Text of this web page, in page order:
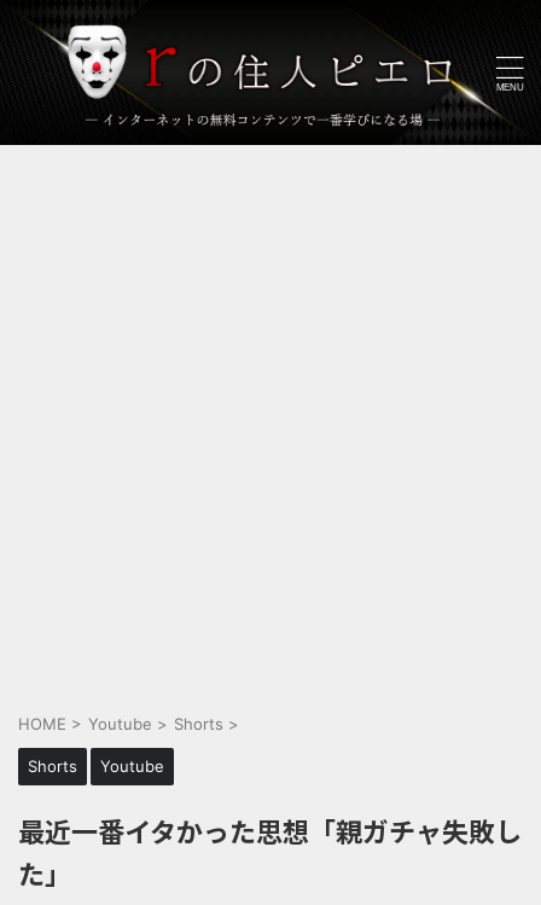
HOME > Youtube > Shorts >
Shorts Youtube
最近一番イタかった思想「親ガチャ失敗し
た」